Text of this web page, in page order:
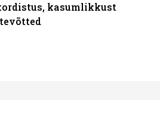
kasumlikkust